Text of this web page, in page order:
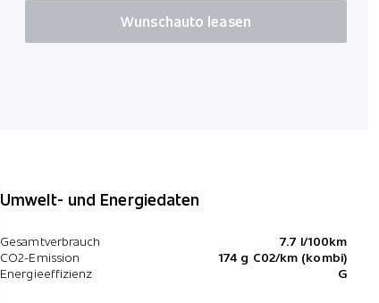
Wunschauto leasen
Umwelt- und Energiedaten
Gesamtverbrauch
7.7 l/100km
CO2-Emission
174 g C02/km (kombi)
Energieeffizienz
G